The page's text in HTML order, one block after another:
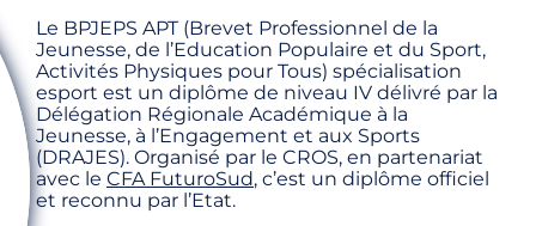
Le BPJEPS APT (Brevet Professionnel de la
Jeunesse, de l’Education Populaire et du Sport,
Activités Physiques pour Tous) spécialisation
esport est un diplôme de niveau IV délivré par la
Délégation Régionale Académique à la
Jeunesse, à l’Engagement et aux Sports
(DRAJES). Organisé par le CROS, en partenariat
avec le CFA FuturoSud, c’est un diplôme officiel
et reconnu par l’Etat.